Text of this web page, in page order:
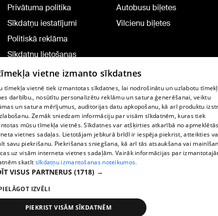
Privātuma politika
Sīkdatņu iestatījumi
Politiskā reklāma
Sīkdatņu lietošanas
noteikumi
Komentāru pievienošana
Autobusu biļetes
Vilcienu biļetes
TV programma
Līguma noteikumi
360 Ziņu kontakti
Helio Media
Portāla palīdzības dienests: e-pasts -
All rights reserved.
vietne izmanto sīkdatnes
tīmekļa vietnē tiek izmantotas sīkdatnes, lai nodrošinātu un uzlabotu
darbību., nosūtītu personalizētu reklāmu un satura ģenerēšanai, veiktu
un satura mērījumus, auditorijas datu apkopošanu, kā arī produktu
Zemāk sniedzam informāciju par visām sīkdatnēm, kuras tiek
mūsu tīmekļa vietnēs. Sīkdatnes var atšķirties atkarībā no
vietnes sadaļas. Lietotājam jebkurā brīdī ir iespēja piekrist, atteikties
savu piekrišanu. Piekrišanas sniegšana, kā arī tās atsaukšana vai
uz visām interneta vietnes sadaļām. Vairāk informācijas par
skatīt sīkdatņu izmantošanas noteikumos.
VISUS PARTNERUS (1718) →
IZVĒLI
PIEKRIST VISĀM SĪKDATNĒM